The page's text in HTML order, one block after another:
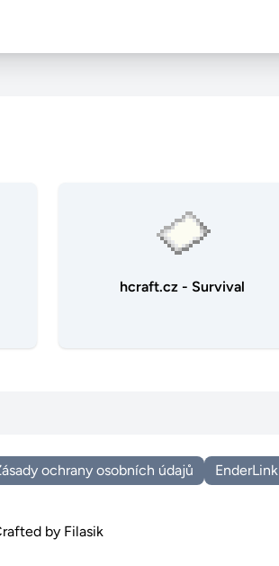
hcraft.cz - Survival
ochrany osobních údajů EnderLink
by Filasik